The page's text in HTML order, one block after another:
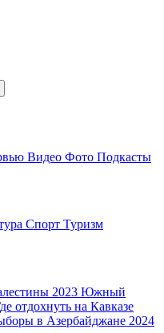
Видео Фото Подкасты
Спорт Туризм
2023 Южный
отдохнуть на Кавказе
в Азербайджане 2024